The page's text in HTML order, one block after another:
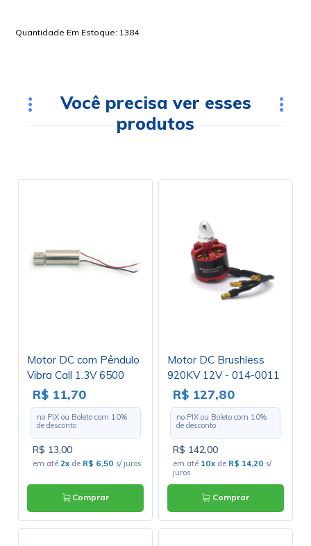
Quantidade Em Estoque: 1384
Você precisa ver esses
produtos
Motor DC com Pêndulo
Vibra Call 1.3V 6500
RPM Cód. Motor 16.B -
FB-612-Z
R$ 11,70
no PIX ou Boleto com 10%
de desconto
R$ 13,00
em até 2x de R$ 6,50 s/ juros
Comprar
Motor DC Brushless
920KV 12V - 014-0011
- GC-225
R$ 127,80
no PIX ou Boleto com 10%
de desconto
R$ 142,00
em até 10x de R$ 14,20 s/
juros
Comprar